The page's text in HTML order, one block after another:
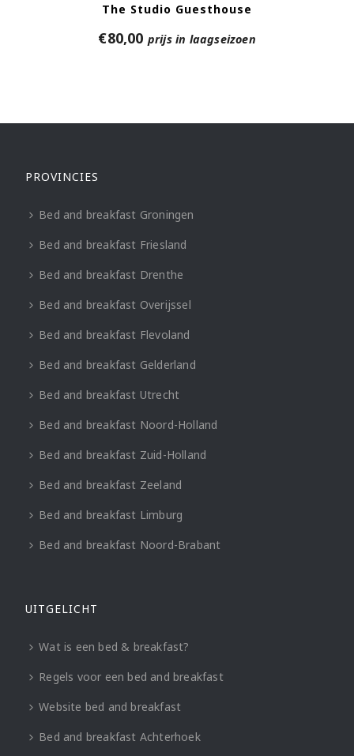
The Studio Guesthouse
€80,00 prijs in laagseizoen
PROVINCIES
Bed and breakfast Groningen
Bed and breakfast Friesland
Bed and breakfast Drenthe
Bed and breakfast Overijssel
Bed and breakfast Flevoland
Bed and breakfast Gelderland
Bed and breakfast Utrecht
Bed and breakfast Noord-Holland
Bed and breakfast Zuid-Holland
Bed and breakfast Zeeland
Bed and breakfast Limburg
Bed and breakfast Noord-Brabant
UITGELICHT
Wat is een bed & breakfast?
Regels voor een bed and breakfast
Website bed and breakfast
Bed and breakfast Achterhoek